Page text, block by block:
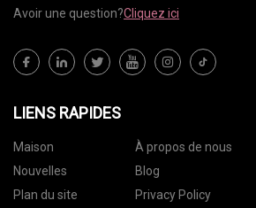
Avoir une question?Cliquez ici
LIENS RAPIDES
Maison À propos de nous
Nouvelles
Blog
Plan du site
Privacy Policy